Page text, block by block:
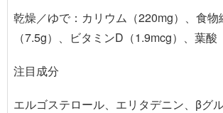
乾燥／ゆで：カリウム（220mg）、食物
（7.5g）、ビタミンD（1.9mcg）、葉酸
注目成分
エルゴステロール、エリタデニン、βグ